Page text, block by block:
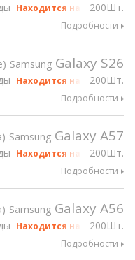
200Шт.
Находится на gsmX Hong
Подробности
Samsung Galaxy S26
200Шт.
Находится на gsmX Hong
Подробности
Samsung Galaxy A57
200Шт.
Находится на gsmX Hong
Подробности
Samsung Galaxy A56
200Шт.
Находится на gsmX Hong
Подробности